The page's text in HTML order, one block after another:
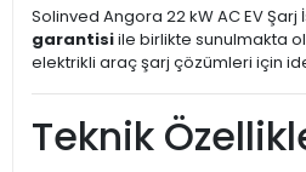
Solinved Angora 22 kW AC EV Şarj
garantisiile birlikte sunulmakta
elektrikli araç şarj çözümleri için
Teknik